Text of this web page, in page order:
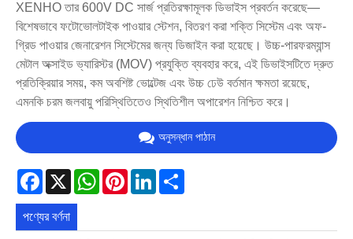
XENHO তার 600V DC সার্জ প্রতিরক্ষামূলক ডিভাইস প্রবর্তন করেছে—
বিশেষভাবে ফটোভোলটাইক পাওয়ার স্টেশন, বিতরণ করা শক্তি সিস্টেম এবং অফ-
গ্রিড পাওয়ার জেনারেশন সিস্টেমের জন্য ডিজাইন করা হয়েছে। উচ্চ-পারফরম্যান্স
মেটাল অক্সাইড ভ্যারিস্টর (MOV) প্রযুক্তি ব্যবহার করে, এই ডিভাইসটিতে দ্রুত
প্রতিক্রিয়ার সময়, কম অবশিষ্ট ভোল্টেজ এবং উচ্চ ঢেউ বর্তমান ক্ষমতা রয়েছে,
এমনকি চরম জলবায়ু পরিস্থিতিতেও স্থিতিশীল অপারেশন নিশ্চিত করে।
অনুসন্ধান পাঠান
Facebook
X WhatsApp
PinterestLinkedIn
পণ্যের বর্ণনা